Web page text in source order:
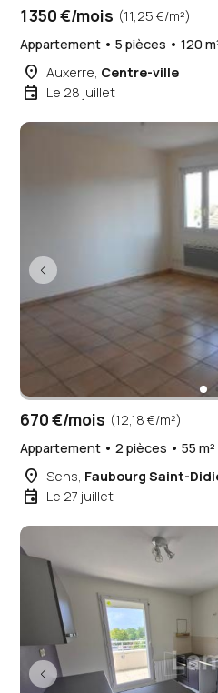
1 350 €/mois (11,25 €/m²)
Appartement • 5 pièces • 120
place Auxerre, Centre-ville
event Le 28 juillet
670 €/mois (12,18 €/m²)
Appartement • 2 pièces • 55 m²
place Sens, Faubourg Saint-
event Le 27 juillet